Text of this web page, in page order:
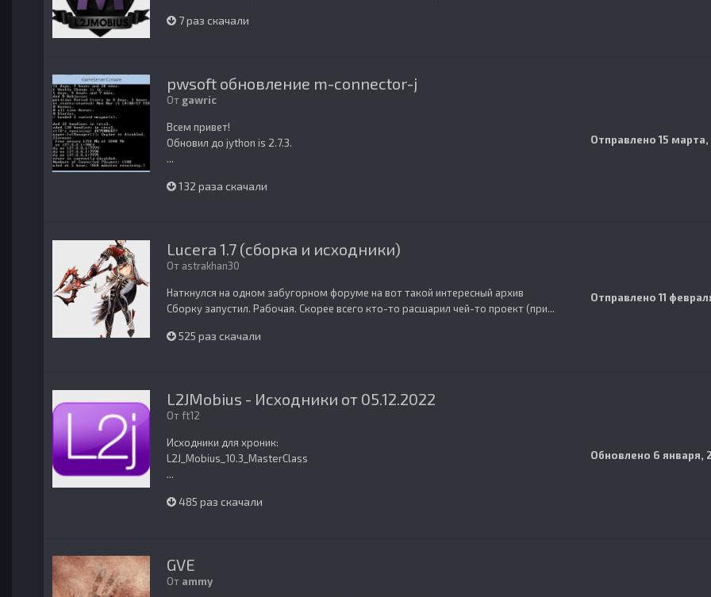
7 раз скачали
pwsoft обновление m-connector-j
От gawric
Всем привет!
Обновил до jython is 2.7.3.
...
132 раза скачали
Отправлено15 марта,
Lucera 1.7 (сборка и исходники)
От astrakhan30
Наткнулся на одном забугорном форуме на вот такой интересный архив
Сборку запустил. Рабочая. Скорее всего кто-то расшарил чей-то проект (при...
525 раз скачали
Отправлено11
L2JMobius - Исходники от 05.12.2022
Отft12
Исходники для хроник:
L2J_Mobius_10.3_MasterClass
...
485 раз скачали
Обновлено 6 января,
GVE
От ammy